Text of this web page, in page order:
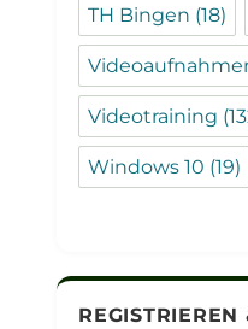
TH Bingen (18)
Videotraining
Windows 10 (19)